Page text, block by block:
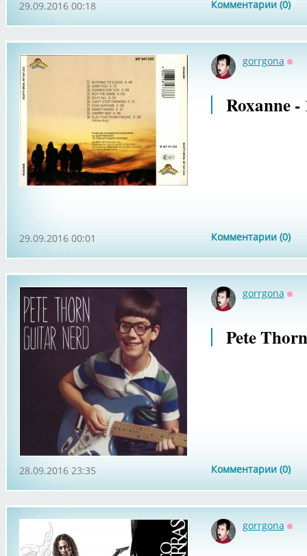
Комментарии (0)
29.09.2016 00:18
gorrgona
Roxanne -
Комментарии (0)
29.09.2016 00:01
gorrgona
Pete
Комментарии (0)
28.09.2016 23:35
gorrgona